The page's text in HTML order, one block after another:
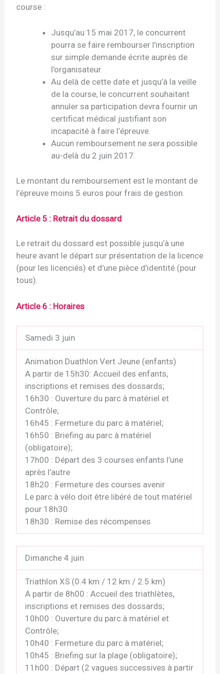
course :
Jusqu’au 15 mai 2017, le concurrent
pourra se faire rembourser l’inscription
sur simple demande écrite auprès de
l’organisateur.
Au delà de cette date et jusqu’à la veille
de la course, le concurrent souhaitant
annuler sa participation devra fournir un
certificat médical justifiant son
incapacité à faire l’épreuve.
Aucun remboursement ne sera possible
au-delà du 2 juin 2017.
Le montant du remboursement est le montant de
l’épreuve moins 5 euros pour frais de gestion.
Article 5 : Retrait du dossard
Le retrait du dossard est possible jusqu’à une
heure avant le départ sur présentation de la licence
(pour les licenciés) et d’une pièce d’identité (pour
tous).
Article 6 : Horaires
Samedi 3 juin
Animation Duathlon Vert Jeune (enfants)
A partir de 15h30: Accueil des enfants,
inscriptions et remises des dossards;
16h30 : Ouverture du parc à matériel et
Contrôle;
16h45 : Fermeture du parc à matériel;
16h50 : Briefing au parc à matériel
(obligatoire);
17h00 : Départ des 3 courses enfants l’une
après l’autre
18h20 : Fermeture des courses avenir
Le parc à vélo doit être libéré de tout matériel
pour 18h30
18h30 : Remise des récompenses
Dimanche 4 juin
Triathlon XS (0.4 km / 12 km / 2.5 km)
A partir de 8h00 : Accueil des triathlètes,
inscriptions et remises des dossards;
10h00 : Ouverture du parc à matériel et
Contrôle;
10h40 : Fermeture du parc à matériel;
10h45 : Briefing sur la plage (obligatoire);
11h00 : Départ (2 vagues successives à partir